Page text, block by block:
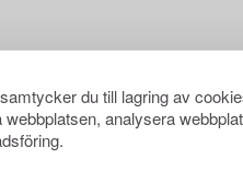
du till lagring av
analysera